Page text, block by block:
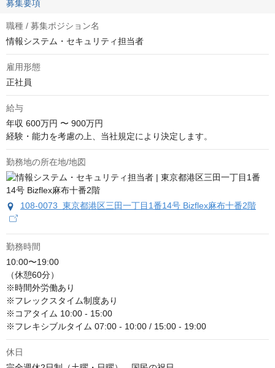
募集要項
職種 / 募集ポジション名
情報システム・セキュリティ担当者
雇用形態
正社員
給与
年収 600万円 〜 900万円
経験・能力を考慮の上、当社規定により決定します。
勤務地の所在地/地図
108-0073 東京都港区三田一丁目1番14号 Bizflex麻布十番2階
勤務時間
10:00〜19:00
（休憩60分）
※時間外労働あり
※フレックスタイム制度あり
※コアタイム 10:00 - 15:00
※フレキシブルタイム 07:00 - 10:00 / 15:00 - 19:00
休日